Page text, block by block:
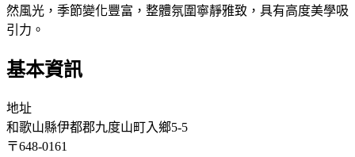
然風光，季節變化豐富，整體氛圍寧靜雅致，具有高度美學吸
引力。
基本資訊
地址
和歌山縣伊都郡九度山町入鄉5-5
〒648-0161